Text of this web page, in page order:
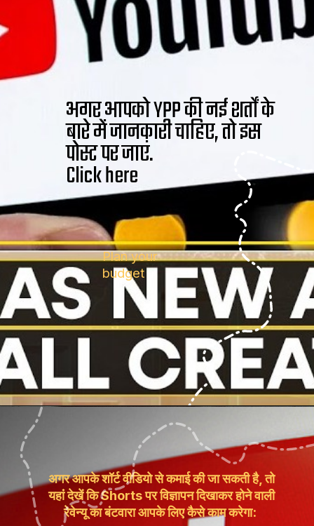
अगर आपको YPP की नई शर्तों के
बारे में जानकारी चाहिए, तो इस
पोस्ट पर जाएं.
Click here
Plan your
budget
अगर आपके शॉर्ट वीडियो से कमाई की जा सकती है, तो
यहांं देखें कि Shorts पर विज्ञापन दिखाकर होने वाली
रेवेन्यू का बंटवारा आपके लिए कैसे काम करेगा: